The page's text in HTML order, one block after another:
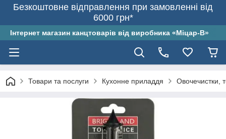
Безкоштовне відправлення при замовленні від
6000 грн*
Інтернет магазин канцтоварів від виробника «Міцар-В»
Товари та послуги Кухонне приладдя Овочечистки,